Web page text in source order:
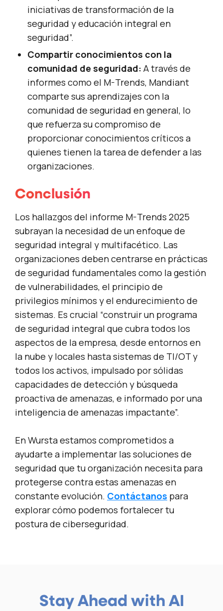
iniciativas de transformación de la
seguridad y educación integral en
seguridad”.
Compartir conocimientos con la
comunidad de seguridad: A través de
informes como el M-Trends, Mandiant
comparte sus aprendizajes con la
comunidad de seguridad en general, lo
que refuerza su compromiso de
proporcionar conocimientos críticos a
quienes tienen la tarea de defender a las
organizaciones.
Conclusión
Los hallazgos del informe M-Trends 2025
subrayan la necesidad de un enfoque de
seguridad integral y multifacético. Las
organizaciones deben centrarse en prácticas
de seguridad fundamentales como la gestión
de vulnerabilidades, el principio de
privilegios mínimos y el endurecimiento de
sistemas. Es crucial “construir un programa
de seguridad integral que cubra todos los
aspectos de la empresa, desde entornos en
la nube y locales hasta sistemas de TI/OT y
todos los activos, impulsado por sólidas
capacidades de detección y búsqueda
proactiva de amenazas, e informado por una
inteligencia de amenazas impactante”.
En Wursta estamos comprometidos a
ayudarte a implementar las soluciones de
seguridad que tu organización necesita para
protegerse contra estas amenazas en
constante evolución. Contáctanos para
explorar cómo podemos fortalecer tu
postura de ciberseguridad.
Stay Ahead with AI